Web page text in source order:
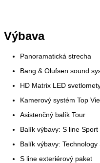
Výbava
Panoramatická strecha
Bang & Olufsen sound
HD Matrix LED
Kamerový systém Top
Asistenčný balík Tour
Balík výbavy: S line Sport
Balík výbavy: Technology
S line exteriérový paket